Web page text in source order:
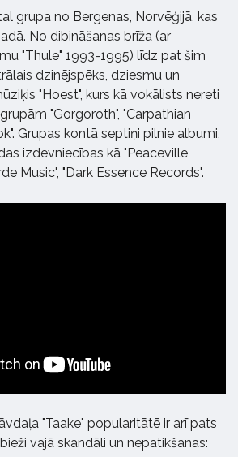
grupa no Bergenas, Norvēģijā, kas
No dibināšanas brīža (ar
"Thule" 1993-1995) līdz pat šim
dzinējspēks, dziesmu un
"Hoest", kurs kā vokālists nereti
"Gorgoroth", "Carpathian
Grupas kontā septiņi pilnie albumi,
izdevniecības kā "Peaceville
Music", "Dark Essence Records".
"Taake" popularitātē ir arī pats
vajā skandāli un nepatikšanas: